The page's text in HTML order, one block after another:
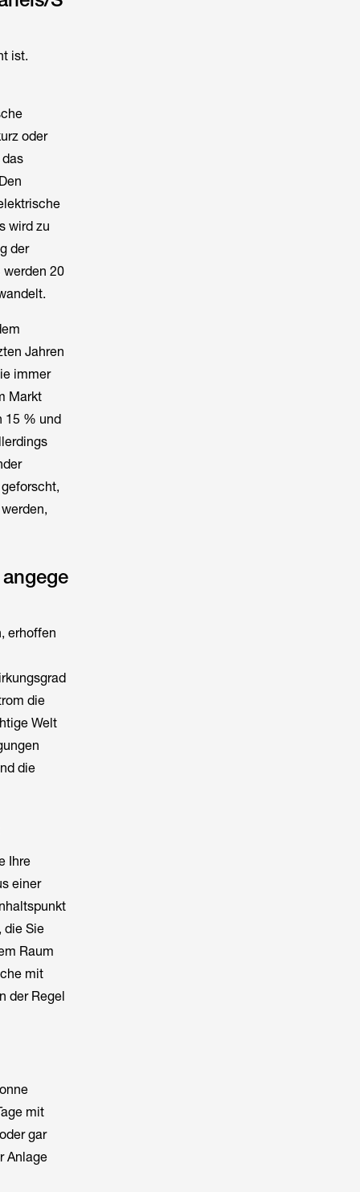
ist.
oder
wird zu
der
werden 20
Jahren
immer
Markt
15 % und
erhoffen
die
Welt
die
Ihre
einer
die Sie
Raum
mit
der Regel
mit
gar
Anlage